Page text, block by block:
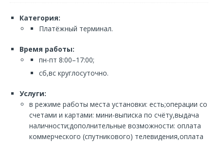
Категория:
Платёжный терминал.
Время работы:
пн-пт 8:00–17:00;
сб,вс круглосуточно.
Услуги:
в режиме работы места установки: есть;операции со
счетами и картами: мини-выписка по счёту,выдача
наличности;дополнительные возможности: оплата
коммерческого (спутникового) телевидения,оплата